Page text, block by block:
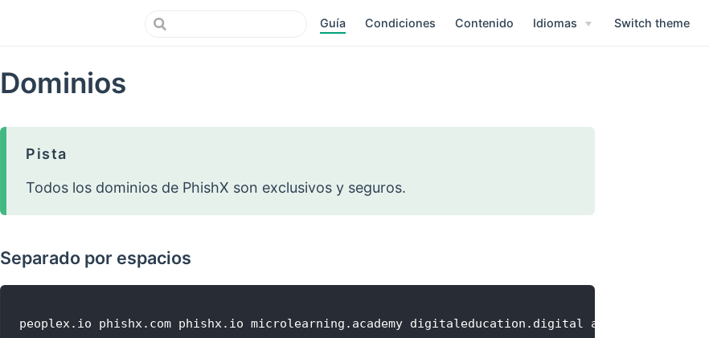
Guía Condiciones Contenido Idiomas Switch theme
Dominios
Pista
Todos los dominios de PhishX son exclusivos y seguros.
Separado por espacios